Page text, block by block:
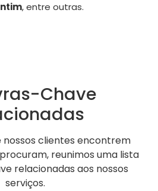
, entre outras.
Chave
nossos clientes encontrem
reunimos uma lista
relacionadas aos nossos
serviços.